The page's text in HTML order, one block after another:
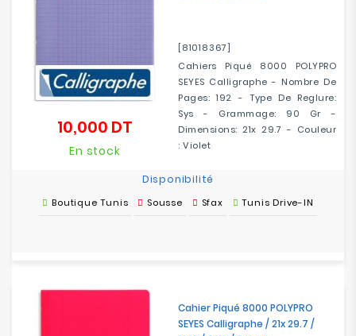
[81018367]
Cahiers Piqué 8000 POLYPRO
SEYES Calligraphe - Nombre De
Pages: 192 - Type De Reglure:
Sys - Grammage: 90 Gr -
Dimensions: 21x 29.7 - Couleur
: Violet
10,000 DT
En stock
Disponibilité
Boutique Tunis Sousse Sfax Tunis Drive-IN
Cahier Piqué 8000 POLYPRO
SEYES Calligraphe / 21x 29.7 /